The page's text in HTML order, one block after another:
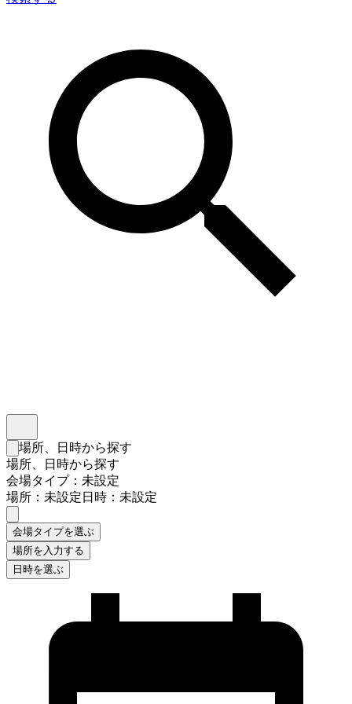
検索フォームを閉じる
場所、日時から探す
場所、日時から探す
会場タイプ：未設定
場所：未設定日時：未設定
会場タイプを選ぶ
場所を入力する
日時を選ぶ